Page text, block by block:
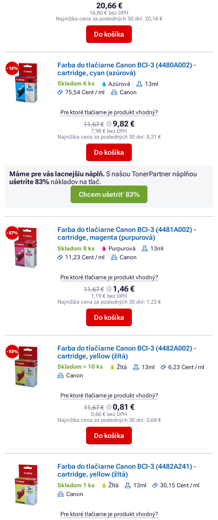
20,66 €
16,80 € bez DPH
Najnižšia cena za posledných 30 dní: 20,16 €
Do košíka
- 16%
Farba do tlačiarne Canon BCI-3 (4480A002) -
cartridge, cyan (azúrová)
Skladom 6 ks Azúrová
13ml
75,54 Cent / ml
Canon
11,67 € 9,82 €
7,98 € bez DPH
Najnižšia cena za posledných 30 dní: 8,31 €
Do košíka
Pre ktoré tlačiarne je produkt vhodný?
Máme pre vás lacnejšiu náplň.S našou TonerPartner náplňou
ušetríte83% nákladov na tlač.
Chcem ušetriť 83%
- 87%
Farba do tlačiarne Canon BCI-3 (4481A002) -
cartridge, magenta (purpurová)
Skladom 8 ks Purpurová
13ml
11,23 Cent / ml
Canon
11,67 € 1,46 €
1,19 € bez DPH
Najnižšia cena za posledných 30 dní: 1,23 €
Do košíka
Pre ktoré tlačiarne je produkt vhodný?
- 93%
Farba do tlačiarne Canon BCI-3 (4482A002) -
cartridge, yellow (žltá)
Skladom > 10 ks Žltá 13ml
6,23 Cent / ml
Canon
11,67 € 0,81 €
0,66 € bez DPH
Najnižšia cena za posledných 30 dní: 0,68 €
Do košíka
Pre ktoré tlačiarne je produkt vhodný?
Farba do tlačiarne Canon BCI-3 (4482A241) -
cartridge, yellow (žltá)
Skladom 1 ks Žltá 13ml
30,15 Cent / ml
Canon
Pre ktoré tlačiarne je produkt vhodný?